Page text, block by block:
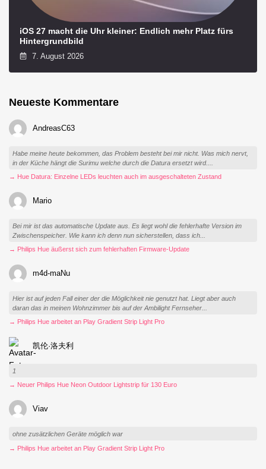
iOS 27 macht die Uhr kleiner: Endlich mehr Platz fürs
Hintergrundbild
7. August 2026
Neueste Kommentare
AndreasC63
Habe meine heute bekommen, das Problem besteht bei mir nicht. Was mich nervt,
in der Küche hängt die Surimu welche durch die Datura ersetzt wird....
→ Hue Datura: Einzelne LEDs leuchten auch im ausgeschalteten Zustand
Mario
Bei mir ist das automatische Update aus. Es liegt wohl die fehlerhafte Version im
Zwischenspeicher. Wie kann ich denn nun sicherstellen, dass ich...
→ Philips Hue äußerst sich zum fehlerhaften Firmware-Update
m4d-maNu
Hier ist auf jeden Fall einer der die Möglichkeit nie genutzt hat. Liegt aber auch
daran das in meinen Wohnzimmer bis auf der Ambilight Fernseher...
→ Philips Hue arbeitet an Play Gradient Strip Light Pro
凯伦·洛夫利
1
→ Neuer Philips Hue Neon Outdoor Lightstrip für 130 Euro
Viav
ohne zusätzlichen Geräte möglich war
→ Philips Hue arbeitet an Play Gradient Strip Light Pro